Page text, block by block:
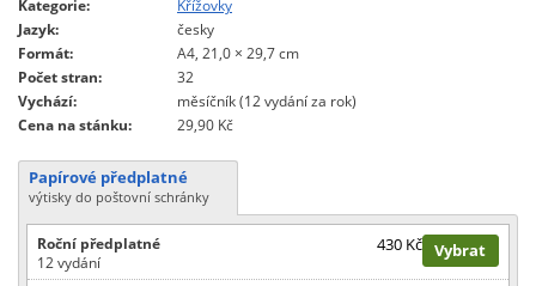
Kategorie:
Křížovky
Jazyk:
česky
Formát:
A4, 21,0 × 29,7 cm
Počet stran:
32
Vychází:
měsíčník (12 vydání za rok)
Cena na stánku:
29,90 Kč
Papírové předplatné
výtisky do poštovní schránky
Roční předplatné
12 vydání
430 Kč Vybrat